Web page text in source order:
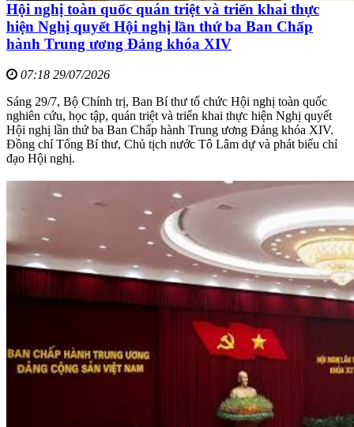
Hội nghị toàn quốc quán triệt và triển khai thực
hiện Nghị quyết Hội nghị lần thứ ba Ban Chấp
hành Trung ương Đảng khóa XIV
07:18 29/07/2026
Sáng 29/7, Bộ Chính trị, Ban Bí thư tổ chức Hội nghị toàn quốc
nghiên cứu, học tập, quán triệt và triển khai thực hiện Nghị quyết
Hội nghị lần thứ ba Ban Chấp hành Trung ương Đảng khóa XIV.
Đồng chí Tổng Bí thư, Chủ tịch nước Tô Lâm dự và phát biểu chỉ
đạo Hội nghị.